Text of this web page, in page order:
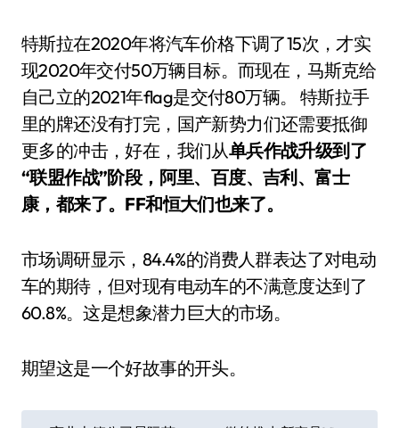
特斯拉在2020年将汽车价格下调了15次，才实
现2020年交付50万辆目标。而现在，马斯克给
自己立的2021年flag是交付80万辆。 特斯拉手
里的牌还没有打完，国产新势力们还需要抵御
更多的冲击，好在，我们从单兵作战升级到了
“联盟作战”阶段，阿里、百度、吉利、富士
康，都来了。FF和恒大们也来了。
市场调研显示，84.4%的消费人群表达了对电动
车的期待，但对现有电动车的不满意度达到了
60.8%。这是想象潜力巨大的市场。
期望这是一个好故事的开头。